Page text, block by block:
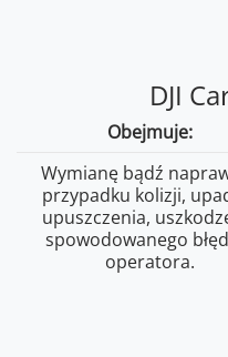
DJI
Obejmuje:
Wymianę bądź
przypadku kolizji,
upuszczenia,
spowodowanego
operatora.